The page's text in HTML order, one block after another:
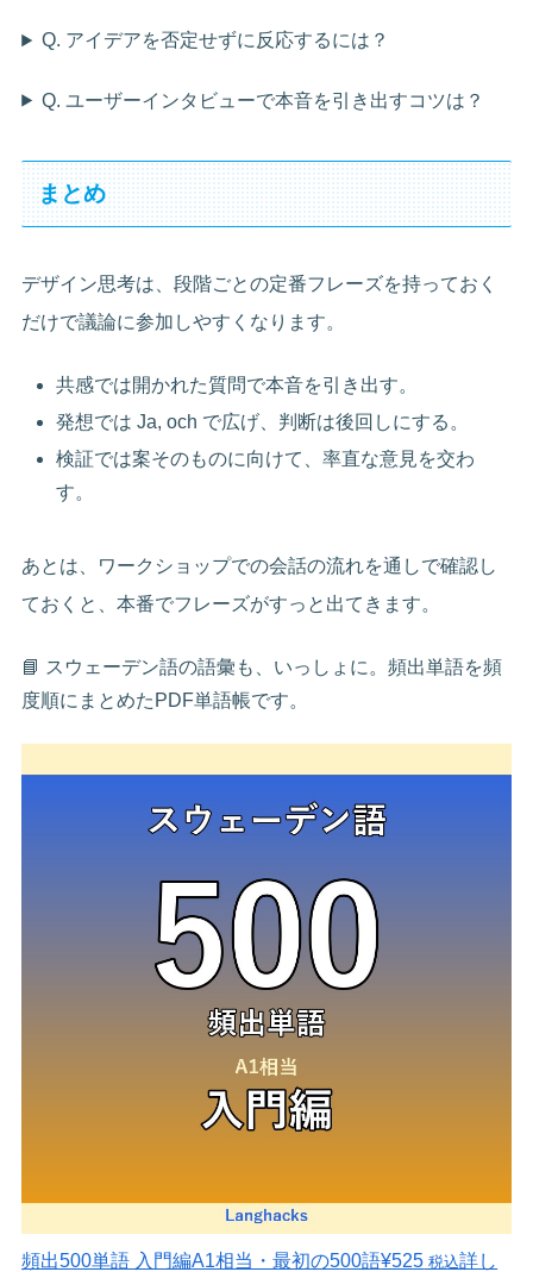
Q. アイデアを否定せずに反応するには？
Q. ユーザーインタビューで本音を引き出すコツは？
まとめ
デザイン思考は、段階ごとの定番フレーズを持っておく
だけで議論に参加しやすくなります。
共感では開かれた質問で本音を引き出す。
発想では Ja, och で広げ、判断は後回しにする。
検証では案そのものに向けて、率直な意見を交わ
す。
あとは、ワークショップでの会話の流れを通しで確認し
ておくと、本番でフレーズがすっと出てきます。
📘 スウェーデン語の語彙も、いっしょに。頻出単語を頻
度順にまとめたPDF単語帳です。
頻出500単語 入門編A1相当・最初の500語¥525 税込詳し